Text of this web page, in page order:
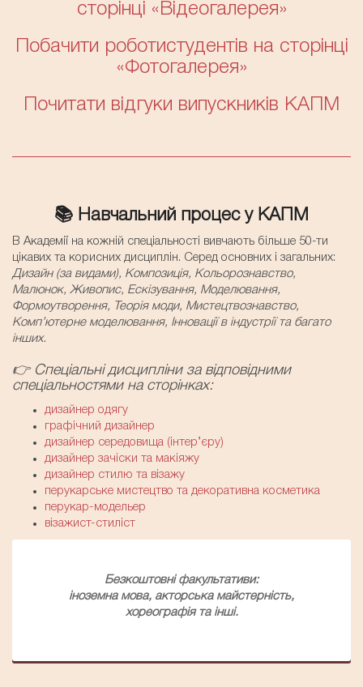
сторінці «Відеогалерея»
Побачити роботистудентів на сторінці
«Фотогалерея»
Почитати відгуки випускників КАПМ
📚 Навчальний процес у КАПМ
В Академії на кожній спеціальності вивчають більше 50-ти
цікавих та корисних дисциплін. Серед основних і загальних:
Дизайн (за видами), Композиція, Кольорознавство,
Малюнок, Живопис, Ескізування, Моделювання,
Формоутворення, Теорія моди, Мистецтвознавство,
Комп’ютерне моделювання, Інновації в індустрії та багато
інших.
👉 Спеціальні дисципліни за відповідними
спеціальностями на сторінках:
дизайнер одягу
графічний дизайнер
дизайнер середовища (інтер’єру)
дизайнер зачіски та макіяжу
дизайнер стилю та візажу
перукарське мистецтво та декоративна косметика
перукар-модельер
візажист-стиліст
Безкоштовні факультативи:
іноземна мова, акторська майстерність,
хореографія та інші.